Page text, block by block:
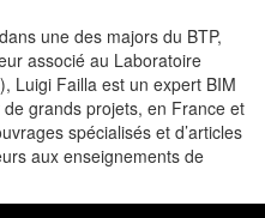
une des majors du BTP,
associé au Laboratoire
Luigi Failla est un expert BIM
grands projets, en France et
spécialisés et d’articles
aux enseignements de